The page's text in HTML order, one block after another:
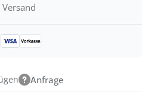
Anfrage